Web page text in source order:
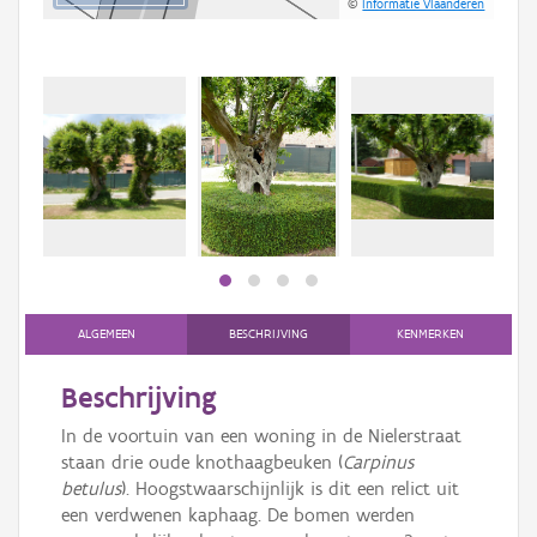
©Informatie Vlaanderen
ALGEMEEN BESCHRIJVING KENMERKEN
Beschrijving
In de voortuin van een woning in de Nielerstraat
staan drie oude knothaagbeuken (Carpinus
betulus). Hoogstwaarschijnlijk is dit een relict uit
een verdwenen kaphaag. De bomen werden